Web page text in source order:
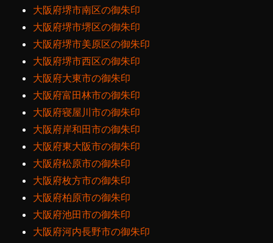
大阪府堺市南区の御朱印
大阪府堺市堺区の御朱印
大阪府堺市美原区の御朱印
大阪府堺市西区の御朱印
大阪府大東市の御朱印
大阪府富田林市の御朱印
大阪府寝屋川市の御朱印
大阪府岸和田市の御朱印
大阪府東大阪市の御朱印
大阪府松原市の御朱印
大阪府枚方市の御朱印
大阪府柏原市の御朱印
大阪府池田市の御朱印
大阪府河内長野市の御朱印